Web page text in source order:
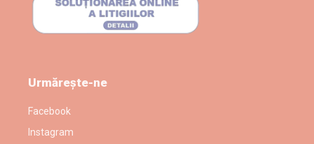
Urmărește-ne
Facebook
Instagram